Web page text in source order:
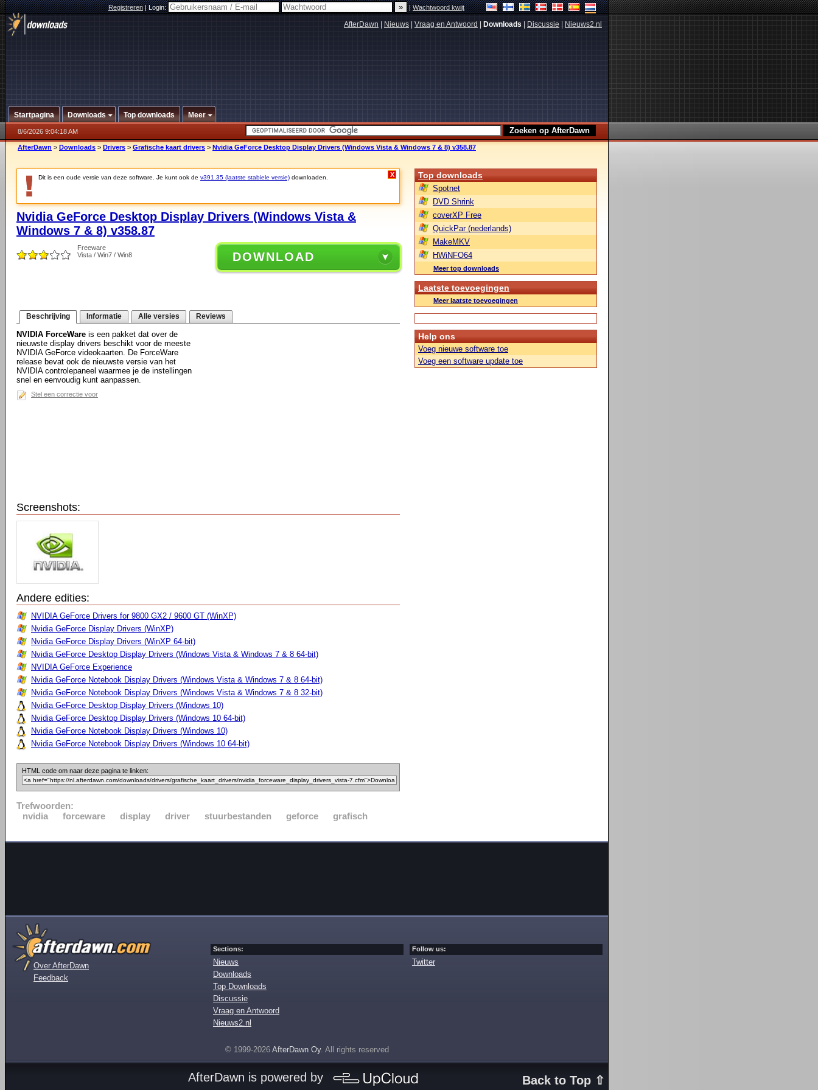
Registreren|Login: |Wachtwoord kwijt
AfterDawn Nieuws Vraag en Antwoord Downloads Discussie Nieuws2.nl
Startpagina Downloads Top downloads Meer
8/6/2026 9:04:18 AM
AfterDawn > Downloads > Drivers > Grafische kaart drivers > Nvidia GeForce Desktop Display Drivers (Windows Vista & Windows 7 & 8) v358.87
Dit is een oude versie van deze software. Je kunt ook de v391.35 (laatste stabiele versie) downloaden. X
Nvidia GeForce Desktop Display Drivers (Windows Vista &
Windows 7 & 8) v358.87
Freeware
Vista / Win7 / Win8
DOWNLOAD
Beschrijving Informatie Alle versies Reviews
NVIDIA ForceWare is een pakket dat over de
nieuwste display drivers beschikt voor de meeste
NVIDIA GeForce videokaarten. De ForceWare
release bevat ook de nieuwste versie van het
NVIDIA controlepaneel waarmee je de instellingen
snel en eenvoudig kunt aanpassen.
Stel een correctie voor
Screenshots:
Andere edities:
NVIDIA GeForce Drivers for 9800 GX2 / 9600 GT (WinXP)
Nvidia GeForce Display Drivers (WinXP)
Nvidia GeForce Display Drivers (WinXP 64-bit)
Nvidia GeForce Desktop Display Drivers (Windows Vista & Windows 7 & 8 64-bit)
NVIDIA GeForce Experience
Nvidia GeForce Notebook Display Drivers (Windows Vista & Windows 7 & 8 64-bit)
Nvidia GeForce Notebook Display Drivers (Windows Vista & Windows 7 & 8 32-bit)
Nvidia GeForce Desktop Display Drivers (Windows 10)
Nvidia GeForce Desktop Display Drivers (Windows 10 64-bit)
Nvidia GeForce Notebook Display Drivers (Windows 10)
Nvidia GeForce Notebook Display Drivers (Windows 10 64-bit)
HTML code om naar deze pagina te linken:
Trefwoorden:
nvidia
forceware display driver stuurbestanden geforce grafisch
Top downloads
Spotnet
DVD Shrink
coverXP Free
QuickPar (nederlands)
MakeMKV
HWiNFO64
Meer top downloads
Laatste toevoegingen
Meer laatste toevoegingen
Help ons
Voeg nieuwe software toe
Voeg een software update toe
Over AfterDawn
Feedback
Sections:
Nieuws
Downloads
Top Downloads
Discussie
Vraag en Antwoord
Nieuws2.nl
Follow us:
Twitter
© 1999-2026 AfterDawn Oy. All rights reserved
Back to Top ⇧
AfterDawn is powered by